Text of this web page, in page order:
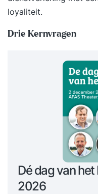
loyaliteit.
Drie Kernvragen
Dé dag van
2026